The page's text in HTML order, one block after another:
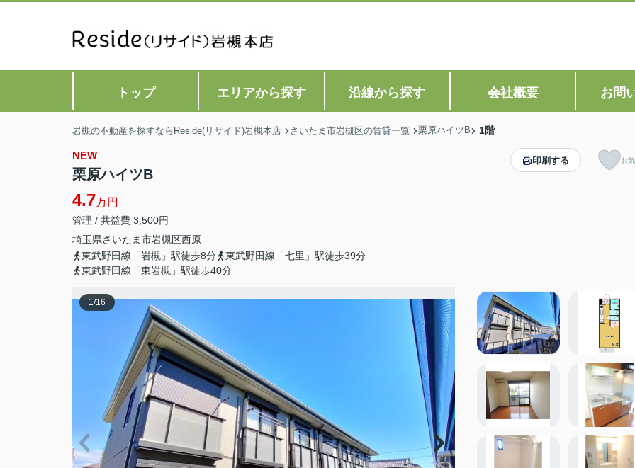
トップ エリアから探す 沿線から探す 会社概要 お問
岩槻の不動産を探すならReside(リサイド)岩槻本店 さいたま市岩槻区の賃貸一覧 栗原ハイツB 1階
NEW
栗原ハイツB
4.7万円
管理 / 共益費 3,500円
埼玉県さいたま市岩槻区西原
東武野田線「岩槻」駅徒歩8分
東武野田線「七里」駅徒歩39分
東武野田線「東岩槻」駅徒歩40分
印刷する お
1/16